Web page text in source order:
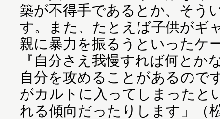
築が不得手であるとか、そう
す。また、たとえば子供がギ
親に暴力を振るうといったケ
『自分さえ我慢すれば何とか
自分を攻めることがあるので
がカルトに入ってしまったと
れる傾向だったりします」（